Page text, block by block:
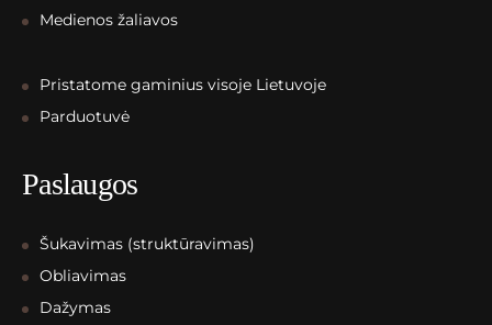
Medienos žaliavos
Pristatome gaminius visoje Lietuvoje
Parduotuvė
Paslaugos
Šukavimas (struktūravimas)
Obliavimas
Dažymas